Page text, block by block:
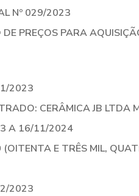
Nº 029/2023
DE PREÇOS PARA
2023
CERÂMICA JB
A 16/11/2024
E TRÊS MIL,
2023